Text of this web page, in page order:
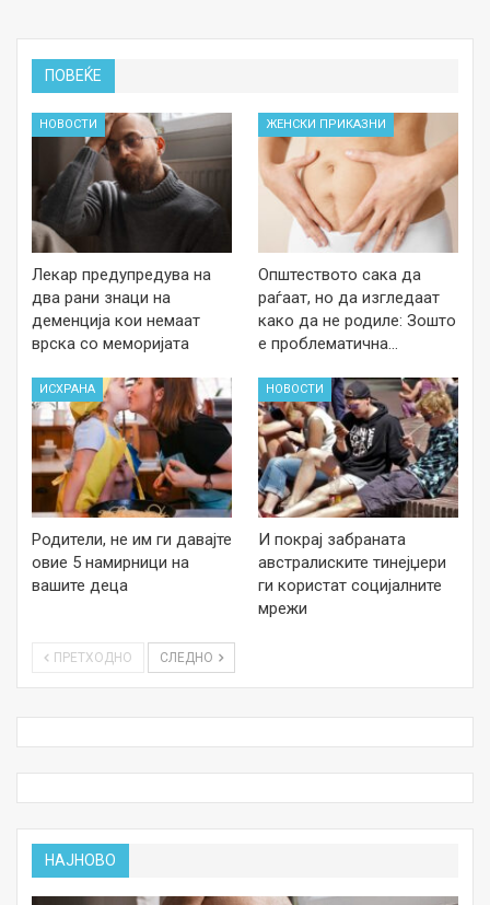
ПОВЕЌЕ
НОВОСТИ
Лекар предупредува на
два рани знаци на
деменција кои немаат
врска со меморијата
ЖЕНСКИ ПРИКАЗНИ
Општеството сака да
раѓаат, но да изгледаат
како да не родиле: Зошто
е проблематична…
ИСХРАНА
Родители, не им ги давајте
овие 5 намирници на
вашите деца
НОВОСТИ
И покрај забраната
австралиските тинејџери
ги користат социјалните
мрежи
ПРЕТХОДНО СЛЕДНО
НАЈНОВО